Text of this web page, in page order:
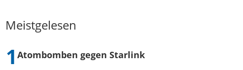
Meistgelesen
Atombomben gegen Starlink